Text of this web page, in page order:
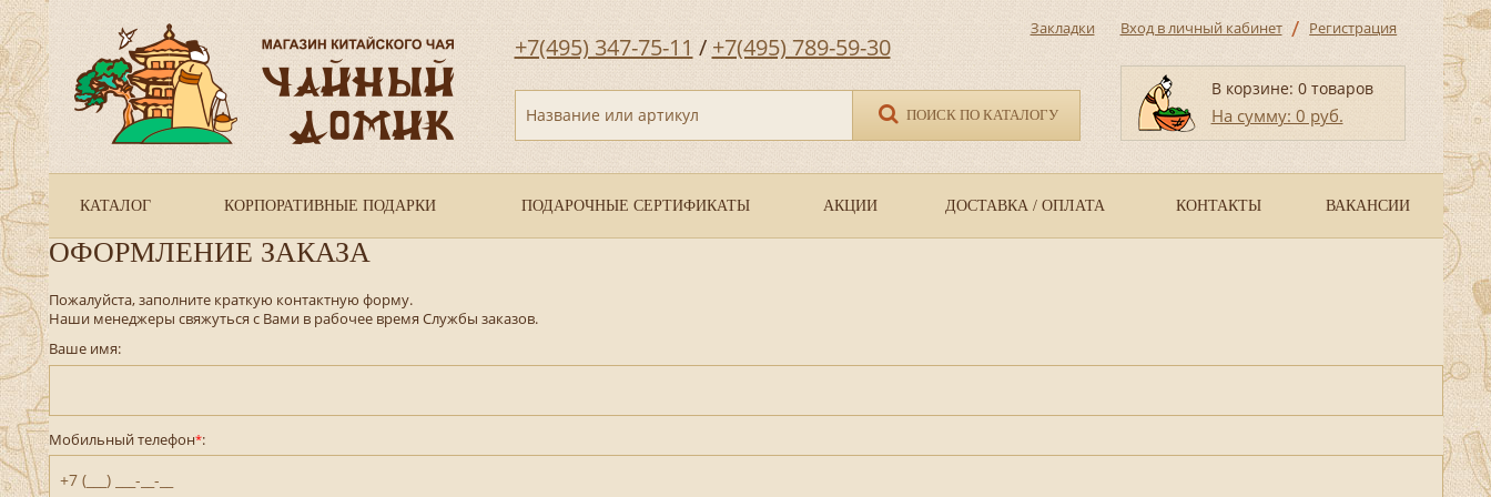
+7(495) 347-75-11 / +7(495) 789-59-30
Название или артикул ПОИСК ПО КАТАЛОГУ
Закладки Вход в личный кабинет / Регистрация
В корзине: 0 товаров
На сумму: 0 руб.
КАТАЛОГ КОРПОРАТИВНЫЕ ПОДАРКИ ПОДАРОЧНЫЕ СЕРТИФИКАТЫ АКЦИИ ДОСТАВКА / ОПЛАТА КОНТАКТЫ ВАКАНСИИ
ОФОРМЛЕНИЕ ЗАКАЗА
Пожалуйста, заполните краткую контактную форму.
Наши менеджеры свяжуться с Вами в рабочее время Службы заказов.
Ваше имя:
Мобильный телефон*:
+7 (___) ___-__-__